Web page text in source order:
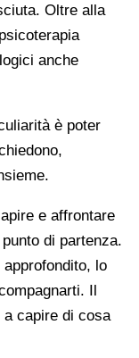
Oltre alla
anche
è poter
e affrontare
di partenza.
lo
Il
a capire di cosa